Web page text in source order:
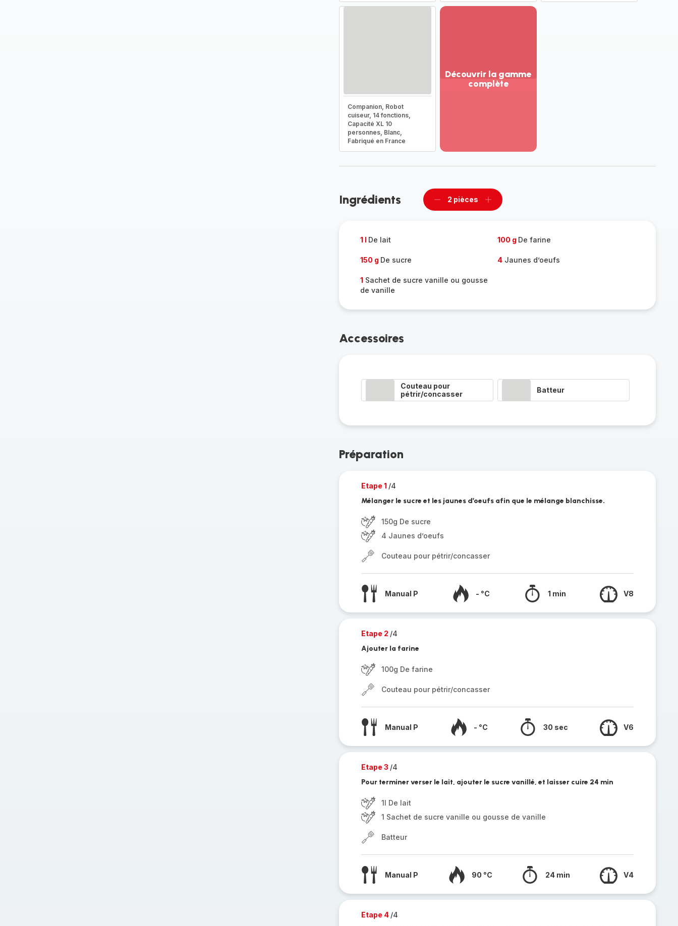
Companion, Robot
cuiseur, 14 fonctions,
Capacité XL 10
personnes, Blanc,
Fabriqué en France
Découvrir la gamme
complète
complète
Ingrédients
Supprimer
2 pièces
Ajouter
1 l De lait 100 g De farine
150 g De sucre 4Jaunes d’oeufs
1 Sachet de sucre vanille ou gousse
de vanille
Accessoires
Couteau pour
pétrir/concasser
Batteur
Préparation
Etape 1 /4
Mélanger le sucre et les jaunes d’oeufs afin que le mélange blanchisse.
150g De sucre
4 Jaunes d’oeufs
Couteau pour pétrir/concasser
Manual P - °C 1 min V8
Etape 2 /4
Ajouter la farine
100g De farine
Couteau pour pétrir/concasser
Manual P - °C 30 sec V6
Etape 3 /4
Pour terminer verser le lait, ajouter le sucre vanillé, et laisser cuire 24 min
1l De lait
1 Sachet de sucre vanille ou gousse de vanille
Batteur
Manual P 90 °C 24 min V4
Etape 4 /4